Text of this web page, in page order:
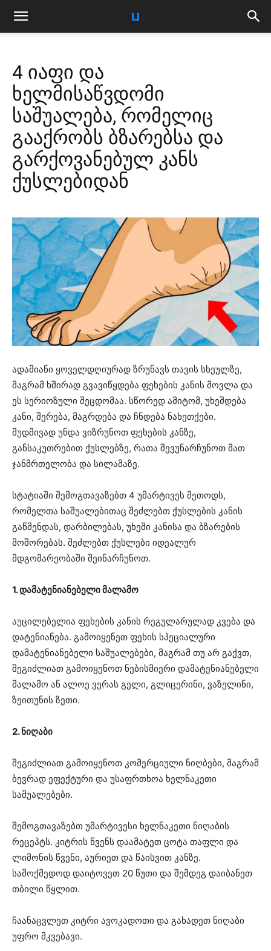
4 იაფი და
ხელმისაწვდომი
საშუალება, რომელიც
გააქრობს ბზარებსა და
გარქოვანებულ კანს
ქუსლებიდან
ადამიანი ყოველდღიურად ზრუნავს თავის სხეულზე,
მაგრამ ხშირად გვავიწყდება ფეხების კანის მოვლა და
ეს სერიოზული შეცდომაა. სწორედ ამიტომ, უხეშდება
კანი, შერება, მაგრდება და ჩნდება ნახეთქები.
მუდმივად უნდა ვიზრუნოთ ფეხების კანზე,
განსაკუთრებით ქუსლებზე, რათა შევუნარჩუნოთ მათ
ჯანმრთელობა და სილამაზე.
სტატიაში შემოგთავაზებთ 4 უმარტივეს მეთოდს,
რომელთა საშუალებითაც შეძლებთ ქუსლების კანის
გაწმენდას, დარბილებას, უხეში კანისა და ბზარების
მოშორებას. შეძლებთ ქუსლები იდეალურ
მდგომარეობაში შეინარჩუნოთ.
1. დამატენიანებელი მალამო
აუცილებელია ფეხების კანის რეგულარულად კვება და
დატენიანება. გამოიყენეთ ფეხის სპეციალური
დამატენიანებელი საშუალებები, მაგრამ თუ არ გაქვთ,
შეგიძლიათ გამოიყენოთ ნებისმიერი დამატენიანებელი
მალამო ან ალოე ვერას გელი, გლიცერინი, ვაზელინი,
ზეითუნის ზეთი.
2. ნიღაბი
შეგიძლიათ გამოიყენოთ კომერციული ნიღბები, მაგრამ
ბევრად ეფექტური და უსაფრთხოა ხელნაკეთი
საშუალებები.
შემოგთავაზებთ უმარტივესი ხელნაკეთი ნიღაბის
რეცეპტს. კიტრის წვენს დაამატეთ ცოტა თაფლი და
ლიმონის წვენი, აურიეთ და წაისვით კანზე.
სამოქმედოდ დაიტოვეთ 20 წუთი და შემდეგ დაიბანეთ
თბილი წყლით.
ჩაანაცვლეთ კიტრი ავოკადოთი და გახადეთ ნიღაბი
უფრო მკვებავი.